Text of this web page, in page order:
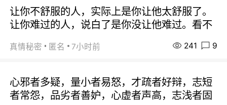
让你不舒服的人，实际上是你让他太舒服了。
让你难过的人，说白了是你没让他难过。看不
真情秘密 匿名 7小时前 241 9
心邪者多疑，量小者易怒，才疏者好辩，志短
者常怨，品劣者善妒，心虚者声高，志浅者固